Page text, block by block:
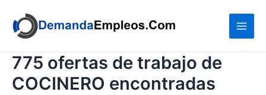
contenido
775 ofertas de trabajo de
COCINERO encontradas